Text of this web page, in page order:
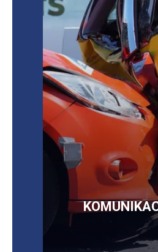
Sprawdź najkorzystniejsze
OC/AC/NNW/assistance
OC, AC, NNW,
assistance,
szyby, opony, bagaż